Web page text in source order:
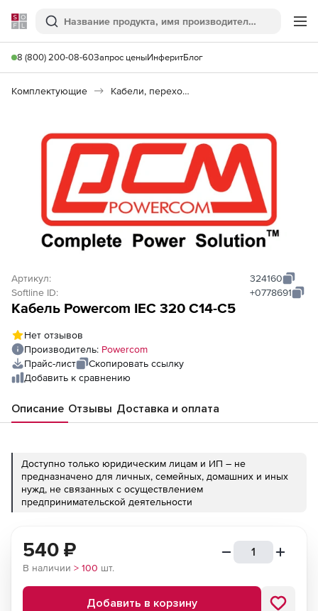
Softline
Поиск
8 (800) 200-08-60Запрос ценыИнферитБлог
Комплектующие Кабели, переходники, разъемы
Артикул:
324160
Softline ID:
+0778691
Кабель Powercom IEC 320 C14-C5
Нет отзывов
Производитель: Powercom
Прайс-лист
Скопировать ссылку
Добавить к сравнению
Описание Отзывы Доставка и оплата
Доступно только юридическим лицам и ИП – не
предназначено для личных, семейных, домашних и иных
нужд, не связанных с осуществлением
предпринимательской деятельности
540 ₽
В наличии > 100 шт.
Добавить в корзину